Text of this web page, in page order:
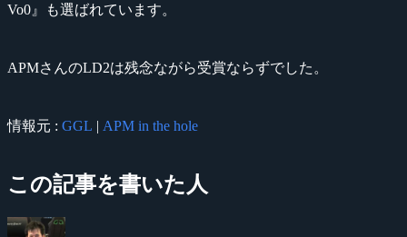
Vo0』も選ばれています。
APMさんのLD2は残念ながら受賞ならずでした。
情報元 : GGL | APM in the hole
この記事を書いた人